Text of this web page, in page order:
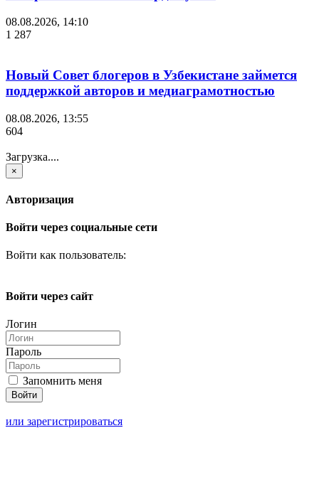
08.08.2026, 14:10
1 287
Новый Совет блогеров в Узбекистане займется
поддержкой авторов и медиаграмотностью
08.08.2026, 13:55
604
Загрузка....
×
Авторизация
Войти через социальные сети
Войти как пользователь:
Войти через сайт
Логин
Пароль
Запомнить меня
или зарегистрироваться